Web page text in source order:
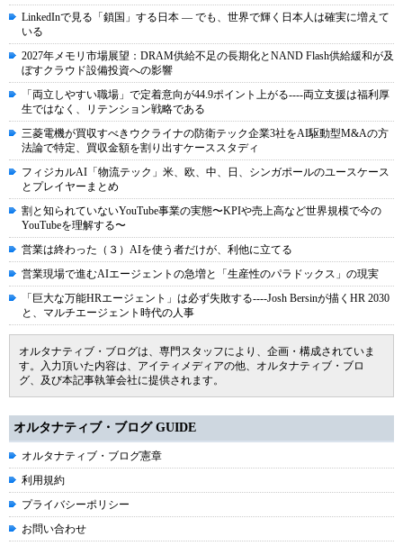
LinkedInで見る「鎖国」する日本 ― でも、世界で輝く日本人は確実に増えて
いる
2027年メモリ市場展望：DRAM供給不足の長期化とNAND Flash供給緩和が及
ぼすクラウド設備投資への影響
「両立しやすい職場」で定着意向が44.9ポイント上がる----両立支援は福利厚
生ではなく、リテンション戦略である
三菱電機が買収すべきウクライナの防衛テック企業3社をAI駆動型M&Aの方
法論で特定、買収金額を割り出すケーススタディ
フィジカルAI「物流テック」米、欧、中、日、シンガポールのユースケース
とプレイヤーまとめ
割と知られていないYouTube事業の実態〜KPIや売上高など世界規模で今の
YouTubeを理解する〜
営業は終わった（３）AIを使う者だけが、利他に立てる
営業現場で進むAIエージェントの急増と「生産性のパラドックス」の現実
「巨大な万能HRエージェント」は必ず失敗する----Josh Bersinが描くHR 2030
と、マルチエージェント時代の人事
オルタナティブ・ブログは、専門スタッフにより、企画・構成されていま
す。入力頂いた内容は、アイティメディアの他、オルタナティブ・ブロ
グ、及び本記事執筆会社に提供されます。
オルタナティブ・ブログ GUIDE
オルタナティブ・ブログ憲章
利用規約
プライバシーポリシー
お問い合わせ